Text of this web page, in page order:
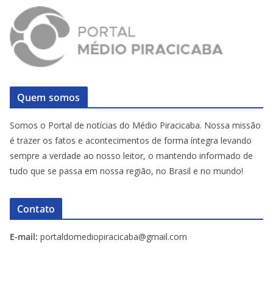
Quem somos
Somos o Portal de notícias do Médio Piracicaba. Nossa missão
é trazer os fatos e acontecimentos de forma íntegra levando
sempre a verdade ao nosso leitor, o mantendo informado de
tudo que se passa em nossa região, no Brasil e no mundo!
Contato
E-mail: portaldomediopiracicaba@gmail.com